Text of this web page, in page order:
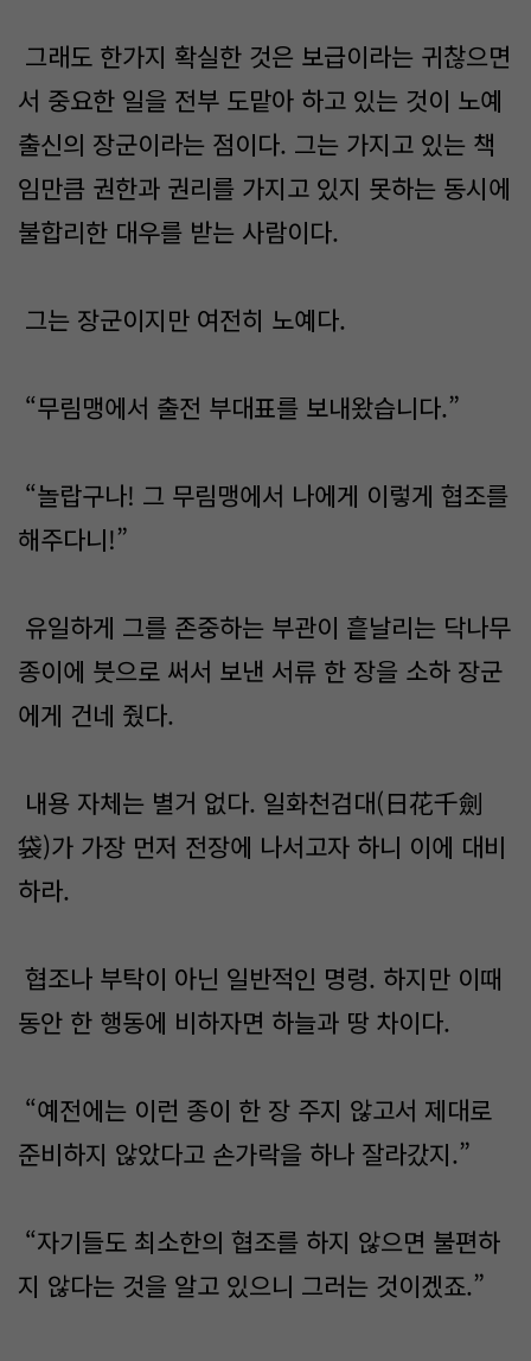
그래도 한가지 확실한 것은 보급이라는 귀찮으면
서 중요한 일을 전부 도맡아 하고 있는 것이 노예
출신의 장군이라는 점이다. 그는 가지고 있는 책
임만큼 권한과 권리를 가지고 있지 못하는 동시에
불합리한 대우를 받는 사람이다.
그는 장군이지만 여전히 노예다.
“무림맹에서 출전 부대표를 보내왔습니다.”
“놀랍구나! 그 무림맹에서 나에게 이렇게 협조를
해주다니!”
유일하게 그를 존중하는 부관이 흩날리는 닥나무
종이에 붓으로 써서 보낸 서류 한 장을 소하 장군
에게 건네 줬다.
내용 자체는 별거 없다. 일화천검대(日花千劍
袋)가 가장 먼저 전장에 나서고자 하니 이에 대비
하라.
협조나 부탁이 아닌 일반적인 명령. 하지만 이때
동안 한 행동에 비하자면 하늘과 땅 차이다.
“예전에는 이런 종이 한 장 주지 않고서 제대로
준비하지 않았다고 손가락을 하나 잘라갔지.”
“자기들도 최소한의 협조를 하지 않으면 불편하
지 않다는 것을 알고 있으니 그러는 것이겠죠.”